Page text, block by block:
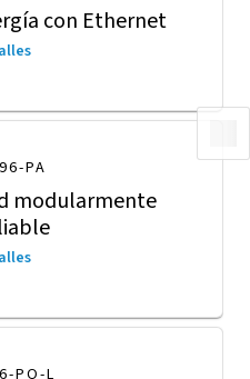
con Ethernet
PA
modularmente
PQ-L